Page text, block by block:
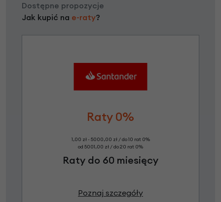
Dostępne propozycje
Jak kupić na e-raty?
Raty 0%
1,00 zł - 5000,00 zł / do 10 rat 0%
od 5001,00 zł / do 20 rat 0%
Raty do 60 miesięcy
Poznaj szczegóły